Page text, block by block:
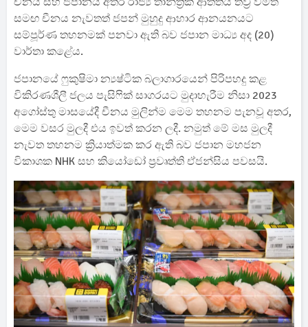
සමඟ චීනය නැවතත් ජපන් මුහුදු ආහාර ආනයනයට
සම්පූර්ණ තහනමක් පනවා ඇති බව ජපාන මාධ්‍ය අද (20)
වාර්තා කළේය.
ජපානයේ ෆුකුෂිමා න්‍යෂ්ටික බලාගාරයෙන් පිරිපහදු කළ
විකිරණශීලී ජලය පැසිෆික් සාගරයට මුදාහැරීම නිසා 2023
අගෝස්තු මාසයේදී චීනය මුලින්ම මෙම තහනම පැනවූ අතර,
මෙම වසර මුලදී එය ඉවත් කරන ලදී. නමුත් මේ මස මුලදී
නැවත තහනම ක්‍රියාත්මක කර ඇති බව ජපාන මහජන
විකාශක NHK සහ කියෝඩෝ ප්‍රවෘත්ති ඒජන්සිය පවසයි.